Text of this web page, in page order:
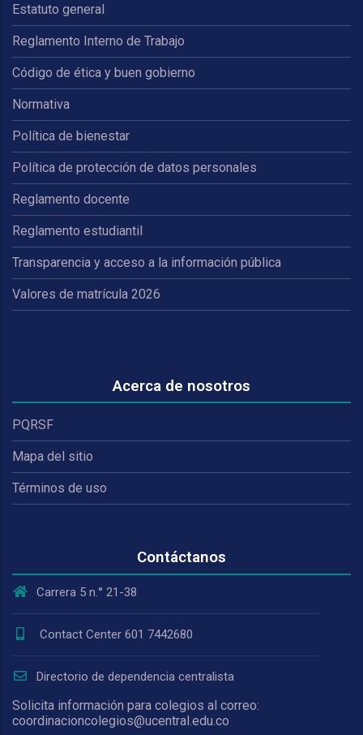
Estatuto general
Reglamento Interno de Trabajo
Código de ética y buen gobierno
Normativa
Política de bienestar
Política de protección de datos personales
Reglamento docente
Reglamento estudiantil
Transparencia y acceso a la información pública
Valores de matrícula 2026
Acerca de nosotros
PQRSF
Mapa del sitio
Términos de uso
Contáctanos
Carrera 5 n.° 21-38
Contact Center 601 7442680
Directorio de dependencia centralista
Solicita información para colegios al correo:
coordinacioncolegios@ucentral.edu.co